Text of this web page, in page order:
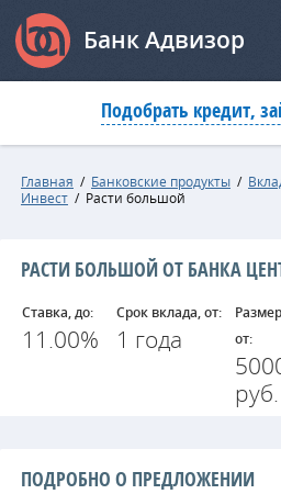
Банк Адвизор
Подобрать кредит,
Главная / Банковские продукты /
Инвест / Расти большой
РАСТИ БОЛЬШОЙ ОТ БАНКА
Ставка, до:
11.00%
Срок вклада, от:
1 года
от:
руб.
ПОДРОБНО О ПРЕДЛОЖЕНИИ